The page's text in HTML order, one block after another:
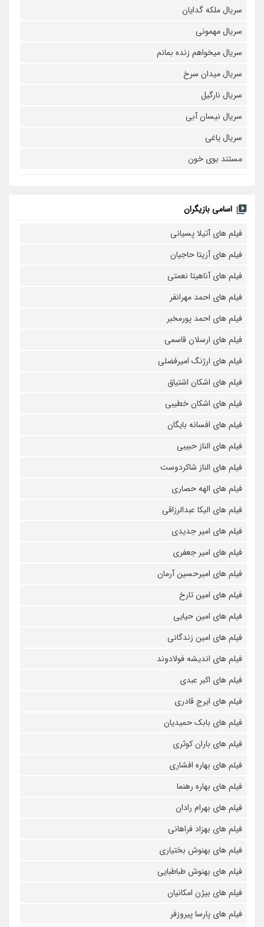
سریال ملکه گدایان
سریال مهمونی
سریال میخواهم زنده بمانم
سریال میدان سرخ
سریال نارگیل
سریال نیسان آبی
سریال یاغی
مستند بوی خون
اسامی بازیگران
فیلم های آتیلا پسیانی
فیلم های آزیتا حاجیان
فیلم های آناهیتا نعمتی
فیلم های احمد مهرانفر
فیلم های احمد پورمخبر
فیلم های ارسلان قاسمی
فیلم های ارژنگ امیرفضلی
فیلم های اشکان اشتیاق
فیلم های اشکان خطیبی
فیلم های افسانه بایگان
فیلم های الناز حبیبی
فیلم های الناز شاکردوست
فیلم های الهه حصاری
فیلم های الیکا عبدالرزاقی
فیلم های امیر جدیدی
فیلم های امیر جعفری
فیلم های امیرحسین آرمان
فیلم های امین تارخ
فیلم های امین حیایی
فیلم های امین زندگانی
فیلم های اندیشه فولادوند
فیلم های اکبر عبدی
فیلم های ایرج قادری
فیلم های بابک حمیدیان
فیلم های باران کوثری
فیلم های بهاره افشاری
فیلم های بهاره رهنما
فیلم های بهرام رادان
فیلم های بهزاد فراهانی
فیلم های بهنوش بختیاری
فیلم های بهنوش طباطبایی
فیلم های بیژن امکانیان
فیلم های پارسا پیروزفر